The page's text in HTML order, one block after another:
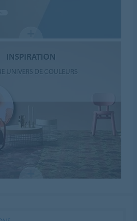
INSPIRATION
UNIVERS DE COULEURS